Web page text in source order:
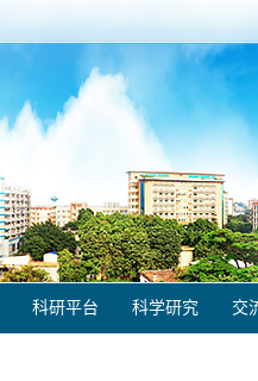
科研平台 科学研究 交